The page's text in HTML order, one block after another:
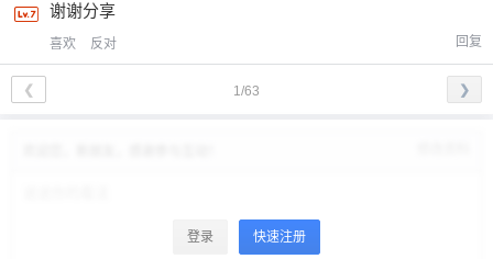
谢谢分享
喜欢 反对 回复
1/63
❮ ❯
登录 快速注册